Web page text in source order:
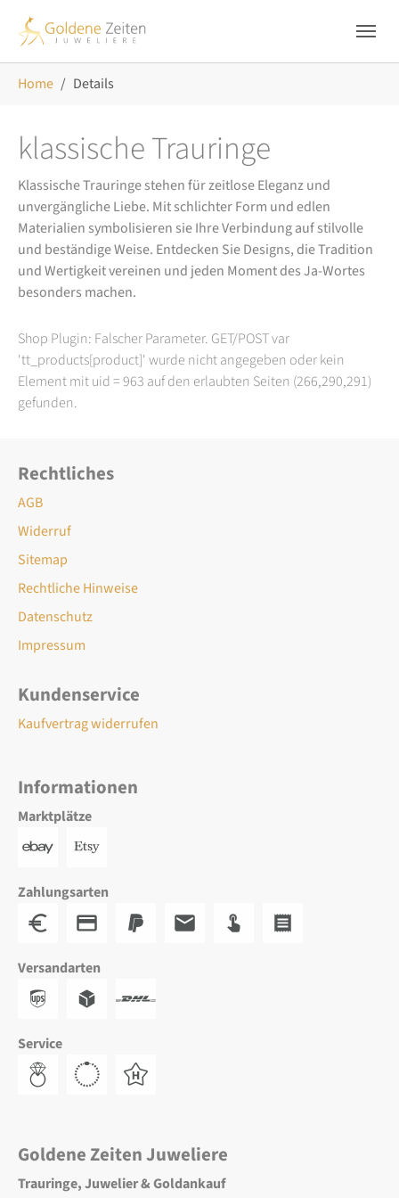
Home Details
klassische Trauringe
Klassische Trauringe stehen für zeitlose Eleganz und
unvergängliche Liebe. Mit schlichter Form und edlen
Materialien symbolisieren sie Ihre Verbindung auf stilvolle
und beständige Weise. Entdecken Sie Designs, die Tradition
und Wertigkeit vereinen und jeden Moment des Ja-Wortes
besonders machen.
Shop Plugin: Falscher Parameter. GET/POST var
'tt_products[product]' wurde nicht angegeben oder kein
Element mit uid = 963 auf den erlaubten Seiten (266,290,291)
gefunden.
Rechtliches
AGB
Widerruf
Sitemap
Rechtliche Hinweise
Datenschutz
Impressum
Kundenservice
Kaufvertrag widerrufen
Informationen
Marktplätze
Zahlungsarten
Versandarten
Service
Goldene Zeiten Juweliere
Trauringe, Juwelier & Goldankauf